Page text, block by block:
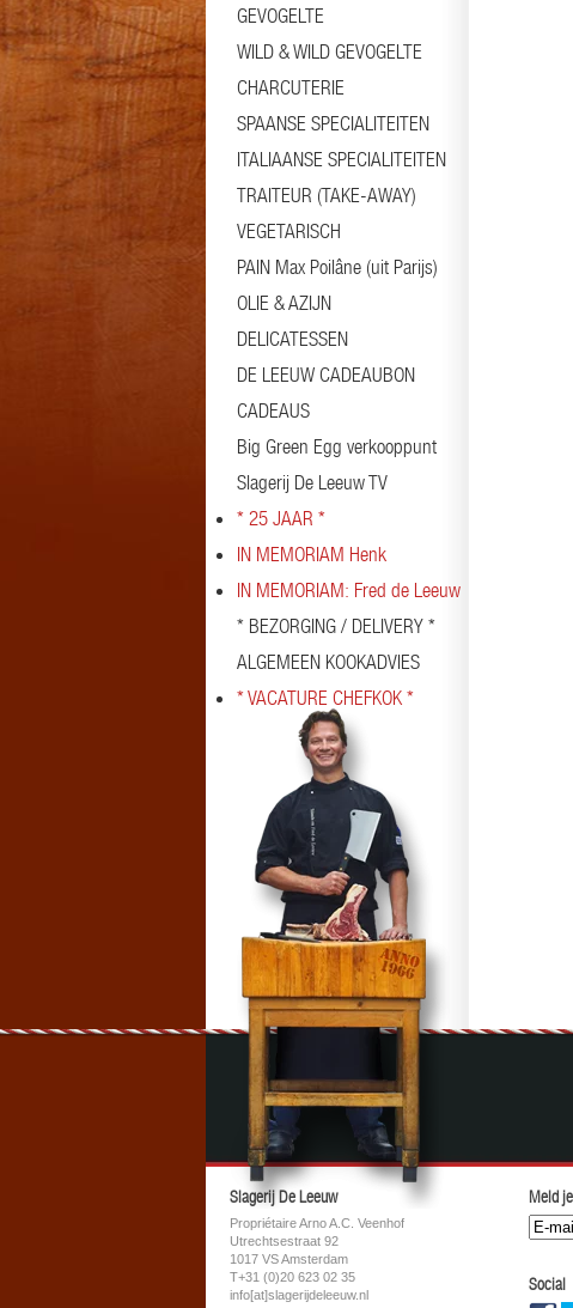
GEVOGELTE
WILD & WILD GEVOGELTE
CHARCUTERIE
SPAANSE SPECIALITEITEN
ITALIAANSE SPECIALITEITEN
TRAITEUR (TAKE-AWAY)
VEGETARISCH
PAIN Max Poilâne (uit Parijs)
OLIE & AZIJN
DELICATESSEN
DE LEEUW CADEAUBON
CADEAUS
Big Green Egg verkooppunt
Slagerij De Leeuw TV
* 25 JAAR *
IN MEMORIAM Henk
IN MEMORIAM: Fred de Leeuw
* BEZORGING / DELIVERY *
ALGEMEEN KOOKADVIES
* VACATURE CHEFKOK *
Slagerij De Leeuw
Propriétaire Arno A.C. Veenhof
Utrechtsestraat 92
1017 VS Amsterdam
T+31 (0)20 623 02 35
info[at]slagerijdeleeuw.nl
Meld
Social